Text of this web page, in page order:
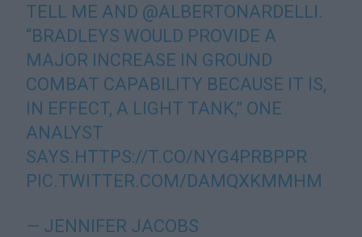
TELL ME AND @ALBERTONARDELLI.
“BRADLEYS WOULD PROVIDE A
MAJOR INCREASE IN GROUND
COMBAT CAPABILITY BECAUSE IT IS,
IN EFFECT, A LIGHT TANK,” ONE
ANALYST
SAYS.HTTPS://T.CO/NYG4PRBPPR
PIC.TWITTER.COM/DAMQXKMMHM
— JENNIFER JACOBS